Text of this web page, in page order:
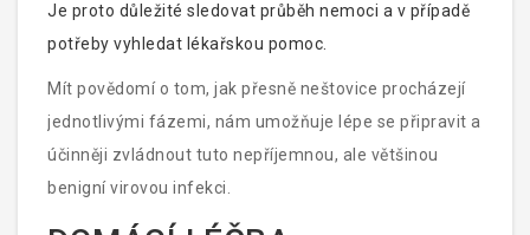
Je proto důležité sledovat průběh nemoci a v případě
potřeby vyhledat lékařskou pomoc.
Mít povědomí o tom, jak přesně neštovice procházejí
jednotlivými fázemi, nám umožňuje lépe se připravit a
účinněji zvládnout tuto nepříjemnou, ale většinou
benigní virovou infekci.